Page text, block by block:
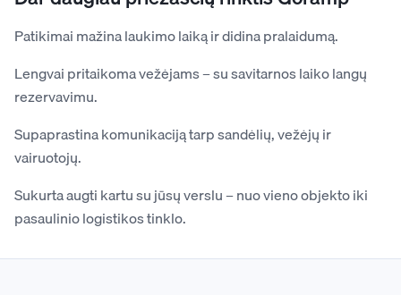
Patikimai mažina laukimo laiką ir didina pralaidumą.
Lengvai pritaikoma vežėjams – su savitarnos laiko langų
rezervavimu.
Supaprastina komunikaciją tarp sandėlių, vežėjų ir
vairuotojų.
Sukurta augti kartu su jūsų verslu – nuo vieno objekto iki
pasaulinio logistikos tinklo.